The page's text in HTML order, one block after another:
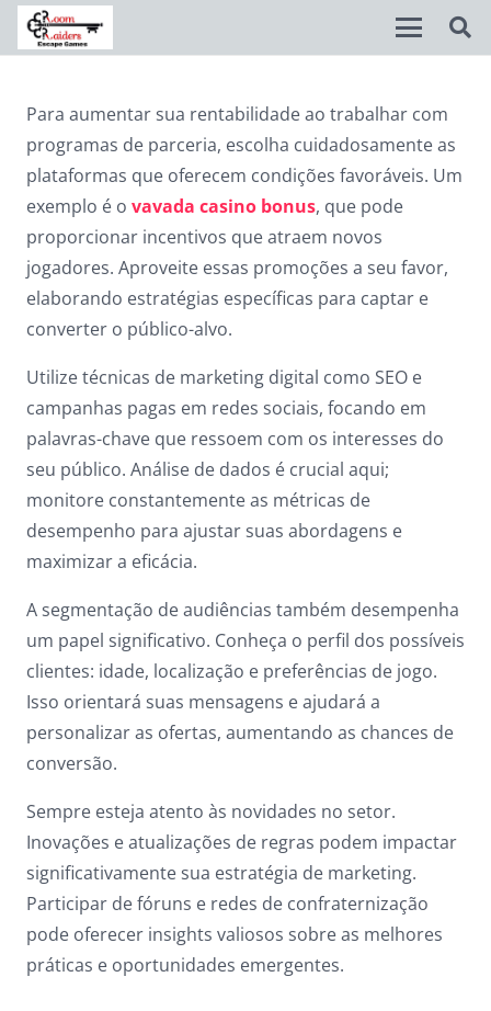
Para aumentar sua rentabilidade ao trabalhar com
programas de parceria, escolha cuidadosamente as
plataformas que oferecem condições favoráveis. Um
exemplo é o vavada casino bonus, que pode
proporcionar incentivos que atraem novos
jogadores. Aproveite essas promoções a seu favor,
elaborando estratégias específicas para captar e
converter o público-alvo.
Utilize técnicas de marketing digital como SEO e
campanhas pagas em redes sociais, focando em
palavras-chave que ressoem com os interesses do
seu público. Análise de dados é crucial aqui;
monitore constantemente as métricas de
desempenho para ajustar suas abordagens e
maximizar a eficácia.
A segmentação de audiências também desempenha
um papel significativo. Conheça o perfil dos possíveis
clientes: idade, localização e preferências de jogo.
Isso orientará suas mensagens e ajudará a
personalizar as ofertas, aumentando as chances de
conversão.
Sempre esteja atento às novidades no setor.
Inovações e atualizações de regras podem impactar
significativamente sua estratégia de marketing.
Participar de fóruns e redes de confraternização
pode oferecer insights valiosos sobre as melhores
práticas e oportunidades emergentes.
title Mark headings
Background Color
zoom_out Zoom out
Zoom in
remove_circle_outline Decrease font
add_circle_outline Increase font
spellcheck Readable font
brightness_high Bright contrast
brightness_low Dark contrast
format_underlined Underline links
Mark links
Reset
all
options
cached